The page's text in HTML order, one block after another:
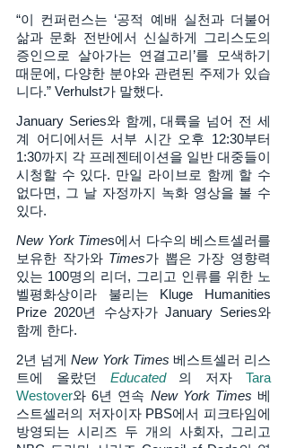
“이 컨퍼런스는 ‘공적 예배 실천과 더불어
삶과 문화 전반에서 신실하게 그리스도의
증인으로 살아가는 연결고리’를 모색하기
때문에, 다양한 분야와 관련된 주제가 있습
니다.” Verhulst가 말했다.
January Series와 함께, 대륙을 넘어 전 세
계 어디에서든 서부 시간 오후 12:30부터
1:30까지 각 프레젠테이션을 일반 대중들이
시청할 수 있다. 만일 라이브로 함께 할 수
없다면, 그 날 자정까지 녹화 영상을 볼 수
있다.
New York Times에서 다수의 베스트셀러를
보유한 작가와 Times가 뽑은 가장 영향력
있는 100명의 리더, 그리고 인류를 위한 노
벨평화상이라 불리는 Kluge Humanities
Prize 2020년 수상자가 January Series와
함께 한다.
2년 넘게 New York Times 베스트셀러 리스
트에 올랐던 Educated 의 저자 Tara
Westover와 6년 연속 New York Times 베
스트셀러의 저자이자 PBS에서 피크타임에
방영되는 시리즈 두 개의 사회자, 그리고